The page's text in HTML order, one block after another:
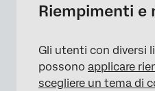
Riempimenti e
Gli utenti con diversi
possono applicare
scegliere un tema di